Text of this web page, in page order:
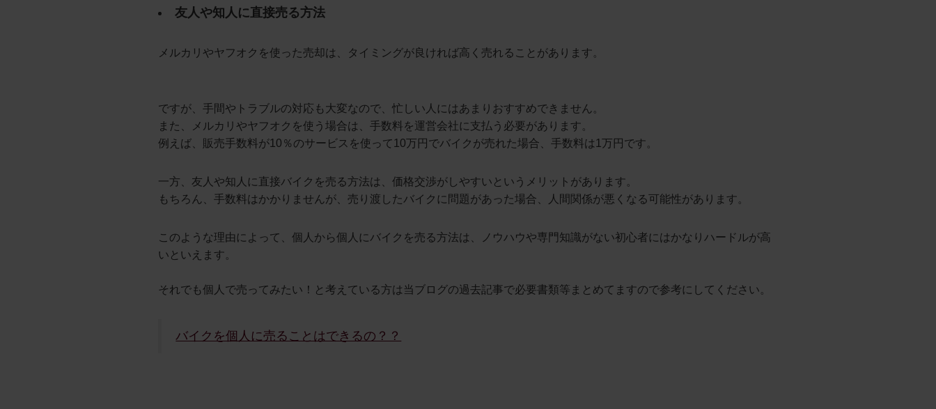
友人や知人に直接売る方法
メルカリやヤフオクを使った売却は、タイミングが良ければ高く売れることがあります。
ですが、手間やトラブルの対応も大変なので、忙しい人にはあまりおすすめできません。
また、メルカリやヤフオクを使う場合は、手数料を運営会社に支払う必要があります。
例えば、販売手数料が10％のサービスを使って10万円でバイクが売れた場合、手数料は1万円です。
一方、友人や知人に直接バイクを売る方法は、価格交渉がしやすいというメリットがあります。
もちろん、手数料はかかりませんが、売り渡したバイクに問題があった場合、人間関係が悪くなる可能性があります。
このような理由によって、個人から個人にバイクを売る方法は、ノウハウや専門知識がない初心者にはかなりハードルが高
いといえます。
それでも個人で売ってみたい！と考えている方は当ブログの過去記事で必要書類等まとめてますので参考にしてください。
バイクを個人に売ることはできるの？？